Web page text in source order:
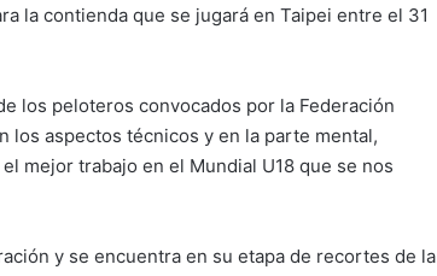
la contienda que se jugará en Taipei entre el 31
los peloteros convocados por la Federación
los aspectos técnicos y en la parte mental,
mejor trabajo en el Mundial U18 que se nos
y se encuentra en su etapa de recortes de la